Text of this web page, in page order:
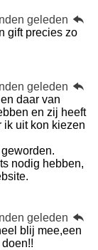
geleden
gift precies zo
geleden
daar van
en zij heeft
ik uit kon kiezen
nodig hebben,
geleden
blij mee,een